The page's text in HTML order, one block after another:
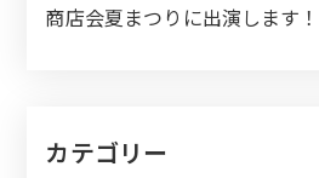
商店会夏まつりに出演します！
カテゴリー